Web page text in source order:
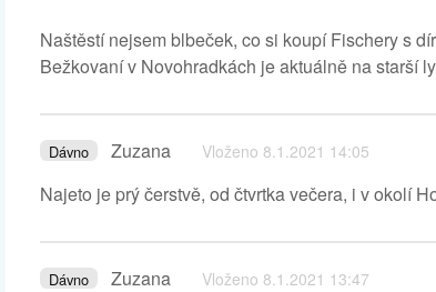
Naštěstí nejsem blbeček, co si koupí Fischery s
Bežkovaní v Novohradkách je aktuálně na starší
Dávno Zuzana Vloženo 8.1.2021 14:05
Najeto je prý čerstvě, od čtvrtka večera, i v okolí
Dávno Zuzana Vloženo 8.1.2021 13:47